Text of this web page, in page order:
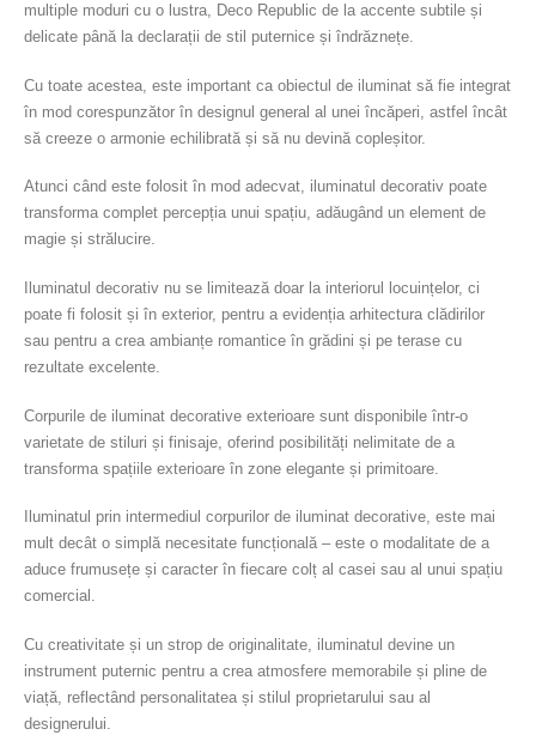
multiple moduri cu o lustra, Deco Republic de la accente subtile și
delicate până la declarații de stil puternice și îndrăznețe.
Cu toate acestea, este important ca obiectul de iluminat să fie integrat
în mod corespunzător în designul general al unei încăperi, astfel încât
să creeze o armonie echilibrată și să nu devină copleșitor.
Atunci când este folosit în mod adecvat, iluminatul decorativ poate
transforma complet percepția unui spațiu, adăugând un element de
magie și strălucire.
Iluminatul decorativ nu se limitează doar la interiorul locuințelor, ci
poate fi folosit și în exterior, pentru a evidenția arhitectura clădirilor
sau pentru a crea ambianțe romantice în grădini și pe terase cu
rezultate excelente.
Corpurile de iluminat decorative exterioare sunt disponibile într-o
varietate de stiluri și finisaje, oferind posibilități nelimitate de a
transforma spațiile exterioare în zone elegante și primitoare.
Iluminatul prin intermediul corpurilor de iluminat decorative, este mai
mult decât o simplă necesitate funcțională – este o modalitate de a
aduce frumusețe și caracter în fiecare colț al casei sau al unui spațiu
comercial.
Cu creativitate și un strop de originalitate, iluminatul devine un
instrument puternic pentru a crea atmosfere memorabile și pline de
viață, reflectând personalitatea și stilul proprietarului sau al
designerului.